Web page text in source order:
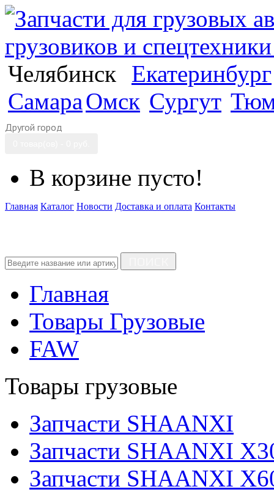
Челябинск
Екатеринбург
СамараОмск Сургут
Другой город
В корзине пусто!
Главная Каталог Новости Доставка и оплата Контакты
Главная
Товары Грузовые
FAW
Товары грузовые
Запчасти SHAANXI
Запчасти SHAANXI
Запчасти SHAANXI